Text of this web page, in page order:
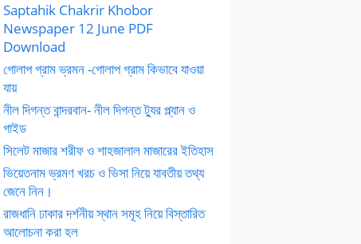
Saptahik Chakrir Khobor
Newspaper 12 June PDF
Download
গোলাপ গ্রাম ভ্রমন -গোলাপ গ্রাম কিভাবে যাওয়া
যায়
নীল দিগন্ত বান্দরবান- নীল দিগন্ত ট্যুর প্ল্যান ও
গাইড
সিলেট মাজার শরীফ ও শাহজালাল মাজারের ইতিহাস
ভিয়েতনাম ভ্রমণ খরচ ও ভিসা নিয়ে যাবতীয় তথ্য
জেনে নিন।
রাজধানি ঢাকার দর্শনীয় স্থান সমূহ নিয়ে বিস্তারিত
আলোচনা করা হল